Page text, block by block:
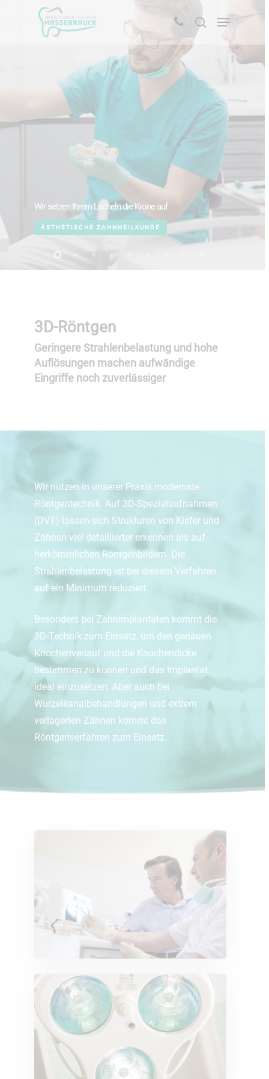
Drücken Sie die Entertaste um die Suche zu
starten oder ESC um abzubrechen
Wir setzen Ihrem Lächeln die Krone auf
ÄSTHETISCHE ZAHNHEILKUNDE
3D-Röntgen
Geringere Strahlenbelastung und hohe
Auflösungen machen aufwändige
Eingriffe noch zuverlässiger
Wir nutzen in unserer Praxis modernste
Röntgentechnik. Auf 3D-Spezialaufnahmen
(DVT) lassen sich Strukturen von Kiefer und
Zähnen viel detaillierter erkennen als auf
herkömmlichen Röntgenbildern. Die
Strahlenbelastung ist bei diesem Verfahren
auf ein Minimum reduziert.
Besonders bei Zahnimplantaten kommt die
3D-Technik zum Einsatz, um den genauen
Knochenverlauf und die Knochendicke
bestimmen zu können und das Implantat
ideal einzusetzen. Aber auch bei
Wurzelkanalbehandlungen und extrem
verlagerten Zähnen kommt das
Röntgenverfahren zum Einsatz.